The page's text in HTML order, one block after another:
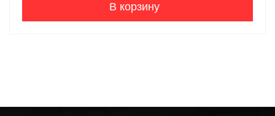
В корзину